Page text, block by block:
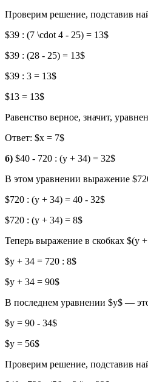
Проверим решение, подставив
$39 : (7 \cdot 4 - 25) = 13$
$39 : (28 - 25) = 13$
$39 : 3 = 13$
$13 = 13$
Равенство верное, значит,
Ответ: $x = 7$
б) $40 - 720 : (y + 34) = 32$
В этом уравнении выражение
$720 : (y + 34) = 40 - 32$
$720 : (y + 34) = 8$
Теперь выражение в скобках $(y
$y + 34 = 720 : 8$
$y + 34 = 90$
В последнем уравнении $y$ —
$y = 90 - 34$
$y = 56$
Проверим решение, подставив